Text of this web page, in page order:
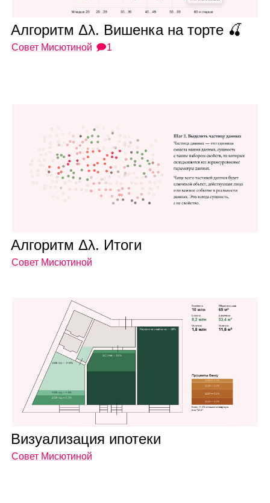
Алго­ритм Δλ. Вишенка на торте 🍒
Совет Мисютиной 🗩1
Алго­ритм Δλ. Итоги
Совет Мисютиной
Визу­а­ли­за­ция ипо­теки
Совет Мисютиной